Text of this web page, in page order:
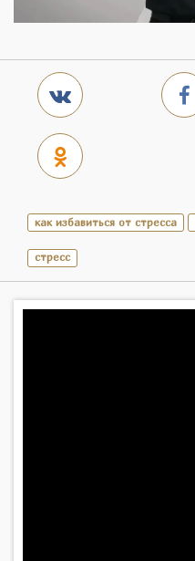
как избавиться от стресса
стресс